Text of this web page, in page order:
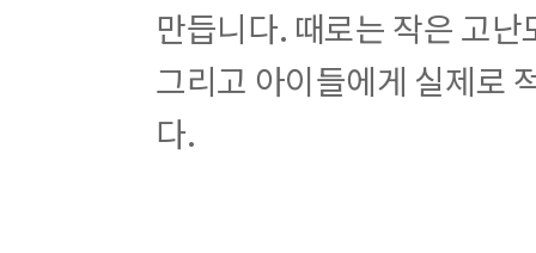
만듭니다. 때로는 작은 고
그리고 아이들에게 실제로
다.